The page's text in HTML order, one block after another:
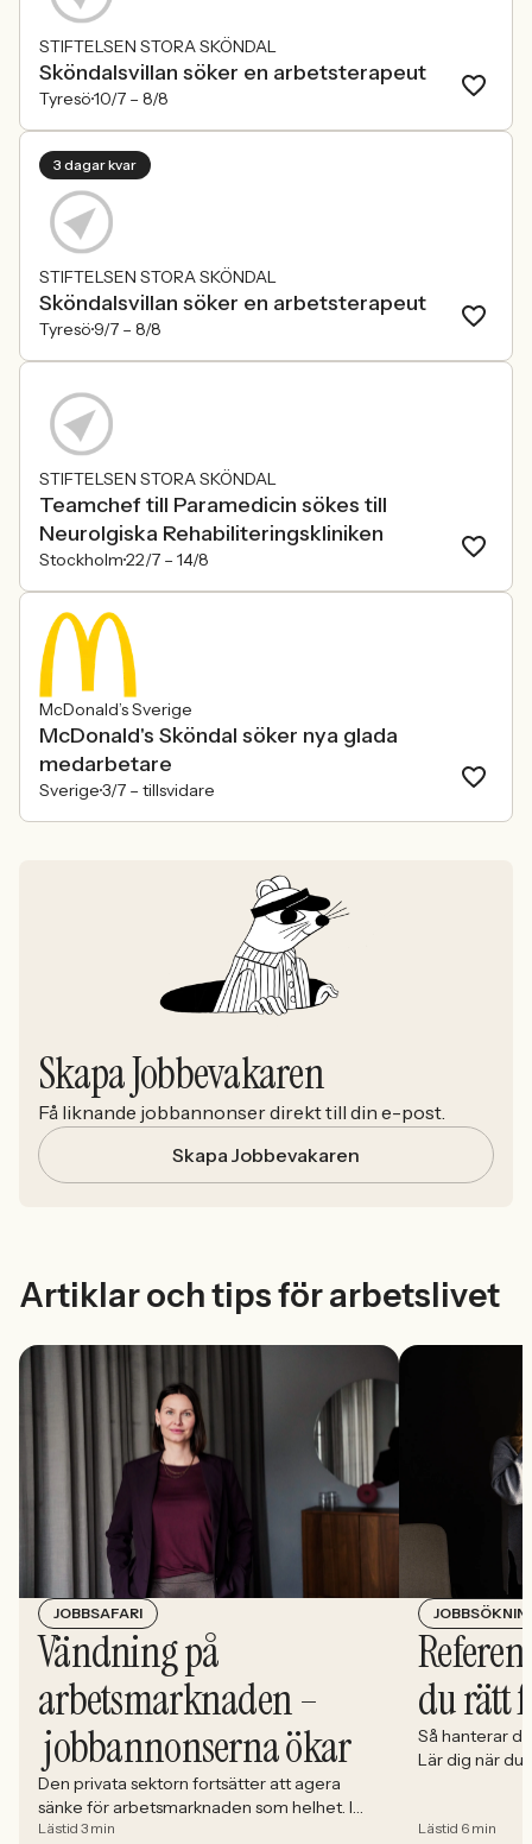
STIFTELSEN STORA SKÖNDAL
Sköndalsvillan söker en arbetsterapeut
Tyresö10/7 – 8/8
3 dagar kvar
STIFTELSEN STORA SKÖNDAL
Sköndalsvillan söker en arbetsterapeut
Tyresö 9/7 – 8/8
STIFTELSEN STORA SKÖNDAL
Teamchef till Paramedicin sökes till
Neurolgiska Rehabiliteringskliniken
Stockholm22/7 – 14/8
McDonald’s Sverige
McDonald's Sköndal söker nya glada
medarbetare
Sverige3/7 – tillsvidare
Skapa Jobbevakaren
Få liknande jobbannonser direkt till din e-post.
Skapa Jobbevakaren
Artiklar och tips för arbetslivet
JOBBSAFARI
Vändning på
arbetsmarknaden –
jobbannonserna ökar
Den privata sektorn fortsätter att agera
sänke för arbetsmarknaden som helhet. I
april minskade antalet jobbannonser i
Lästid 3 min
du rätt
Så hanterar
Lär dig när du
Lästid 6 min